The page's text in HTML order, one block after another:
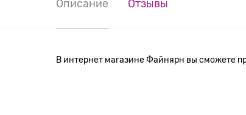
Описание Отзывы
В интернет магазине Файнярн вы сможете